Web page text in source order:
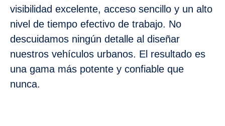
visibilidad excelente, acceso sencillo y un alto
nivel de tiempo efectivo de trabajo. No
descuidamos ningún detalle al diseñar
nuestros vehículos urbanos. El resultado es
una gama más potente y confiable que
nunca.